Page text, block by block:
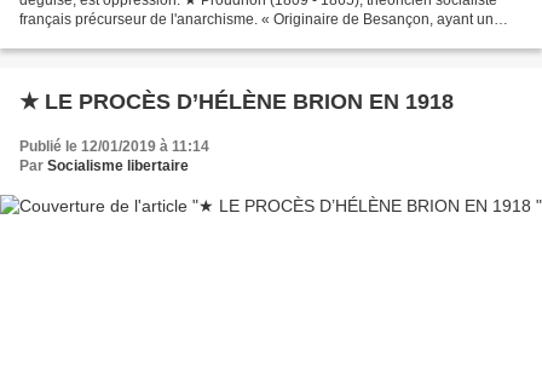
français précurseur de l'anarchisme. « Originaire de Besançon, ayant un
★ LE PROCÈS D’HÉLÈNE BRION EN 1918
Publié le 12/01/2019 à 11:14
Par Socialisme libertaire